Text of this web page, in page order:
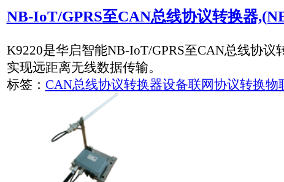
2019年1月16日工业和信息化部无线电管理局在官方网站上发
标签： NB-IOT 物联网移动互联网
工信部拟规划5905-5925MHz为车联网直连通..
工信部拟规划5905-5925MHz频段作为基于LTE-V2X技术的车联
中兴通讯发布物联网平台：称可做成全球统..
中兴通讯发布了新一代物联网平台ThingxCloud兴云。